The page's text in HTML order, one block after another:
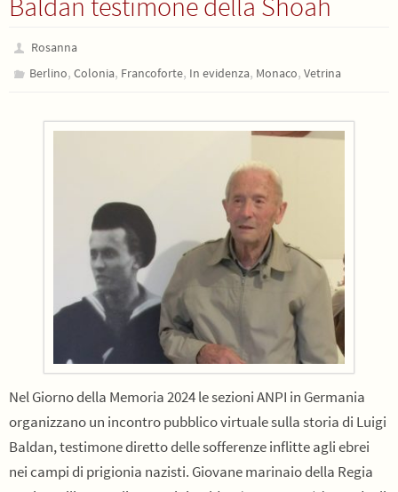
Rosanna
Berlino,Colonia, Francoforte, In evidenza, Monaco,Vetrina
Nel Giorno della Memoria 2024 le sezioni ANPI in Germania
organizzano un incontro pubblico virtuale sulla storia di Luigi
Baldan, testimone diretto delle sofferenze inflitte agli ebrei
nei campi di prigionia nazisti. Giovane marinaio della Regia